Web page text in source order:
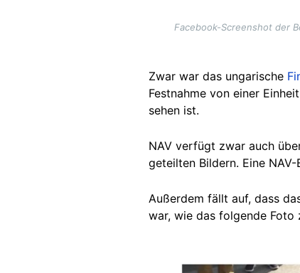
Facebook-Screenshot der
Zwar war das ungarische
Festnahme von einer
sehen ist.
NAV verfügt zwar auch
geteilten Bildern. Eine
Außerdem fällt auf, dass
war, wie das folgende